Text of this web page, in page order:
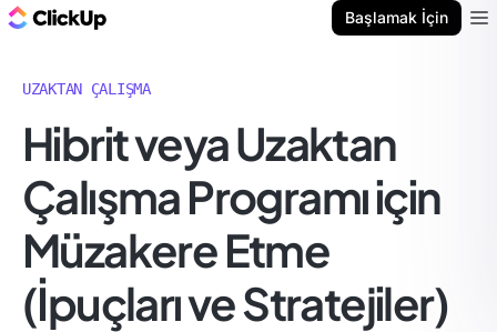
Başlamak İçin
UZAKTAN ÇALIŞMA
Hibrit veya Uzaktan
Çalışma Programı için
Müzakere Etme
(İpuçları ve Stratejiler)